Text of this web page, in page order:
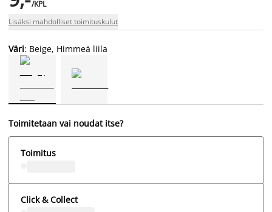
/KPL
Lisäksi mahdolliset toimituskulut
Väri: Beige, Himmeä liila
Toimitetaan vai noudat itse?
Toimitus
Click & Collect